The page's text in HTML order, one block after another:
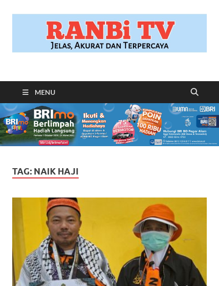
RANBITV.COM
MENU
TAG: NAIK HAJI